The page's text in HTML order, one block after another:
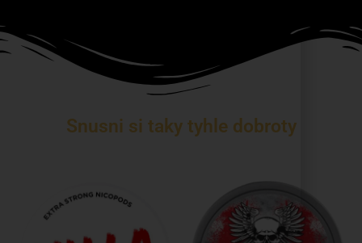
Snusni si taky tyhle dobroty